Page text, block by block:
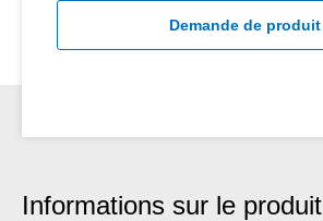
Demande de produit
Informations sur le produit